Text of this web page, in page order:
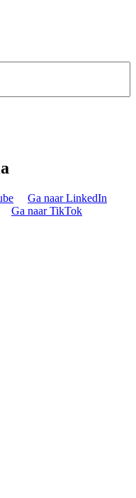
Ga naar LinkedIn
Ga naar TikTok